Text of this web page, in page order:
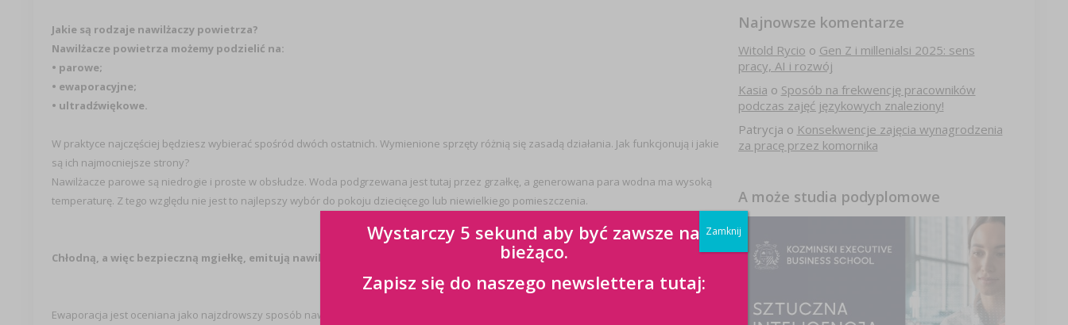
Jakie są rodzaje nawilżaczy powietrza?
Nawilżacze powietrza możemy podzielić na:
• parowe;
• ewaporacyjne;
• ultradźwiękowe.
W praktyce najczęściej będziesz wybierać spośród dwóch ostatnich. Wymienione sprzęty różnią się zasadą działania. Jak funkcjonują i jakie
są ich najmocniejsze strony?
Nawilżacze parowe są niedrogie i proste w obsłudze. Woda podgrzewana jest tutaj przez grzałkę, a generowana para wodna ma wysoką
temperaturę. Z tego względu nie jest to najlepszy wybór do pokoju dziecięcego lub niewielkiego pomieszczenia.
Chłodną, a więc bezpieczną mgiełkę, emitują nawilżacze ewaporacyjne i ultradźwiękowe. Czym się różnią?
Ewaporacja jest oceniana jako najzdrowszy sposób nawilżania powietrza. W nawilżaczach tego typu suche powietrze zaciągane jest
Najnowsze komentarze
Witold Rycio o Gen Z i millenialsi 2025: sens
pracy, AI i rozwój
Kasia o Sposób na frekwencję pracowników
podczas zajęć językowych znaleziony!
Patrycja o Konsekwencje zajęcia wynagrodzenia
za pracę przez komornika
A może studia podyplomowe
Wystarczy 5 sekund aby być zawsze na
bieżąco.
Zapisz się do naszego newslettera tutaj:
Zamknij